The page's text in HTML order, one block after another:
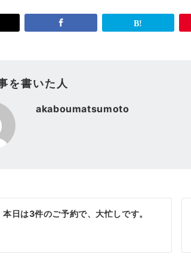
を書いた人
akaboumatsumoto
本日は3件のご予約で、大忙しです。